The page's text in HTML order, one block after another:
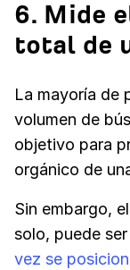
6. Mide
total de
La mayoría de
volumen de
objetivo para
orgánico de
Sin embargo,
solo, puede
vez se